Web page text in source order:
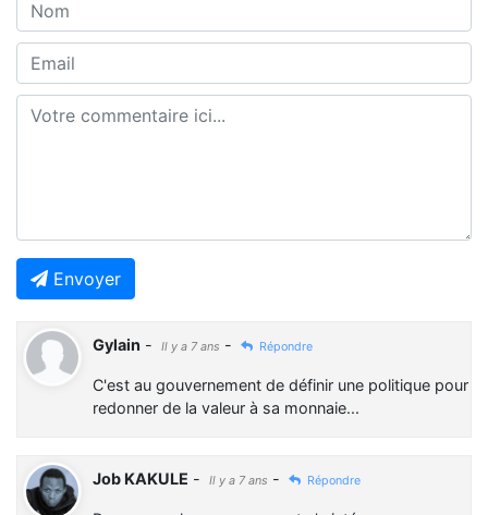
Envoyer
Gylain - Il y a 7 ans - Répondre
C'est au gouvernement de définir une politique pour
redonner de la valeur à sa monnaie...
Job KAKULE - Il y a 7 ans - Répondre